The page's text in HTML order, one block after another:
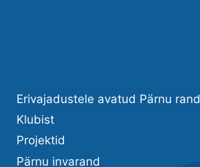
Erivajadustele avatud Pärnu rand
Klubist
Projektid
Pärnu invarand